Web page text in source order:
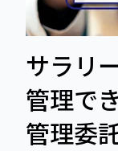
サラリ
管理で
管理委